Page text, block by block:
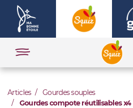
Articles
Gourdes souples
Gourdes compote réutilisables